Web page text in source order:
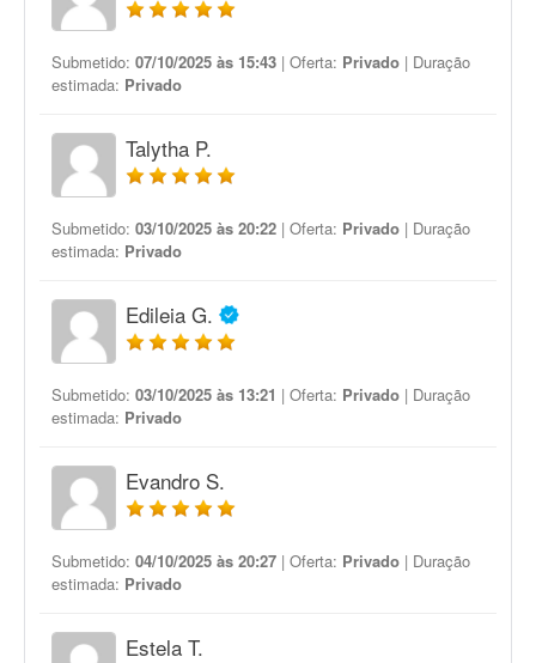
Submetido: 07/10/2025 às 15:43 | Oferta: Privado | Duração
estimada: Privado
Talytha P.
Submetido: 03/10/2025 às 20:22 | Oferta: Privado | Duração
estimada: Privado
Edileia G.
Submetido: 03/10/2025 às 13:21 | Oferta: Privado | Duração
estimada: Privado
Evandro S.
Submetido: 04/10/2025 às 20:27 | Oferta: Privado | Duração
estimada: Privado
Estela T.